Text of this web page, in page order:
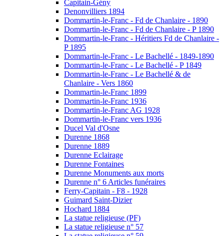
Capitain-Gény
Denonvilliers 1894
Dommartin-le-Franc - Fd de Chanlaire - 1890
Dommartin-le-Franc - Fd de Chanlaire - P 1890
Dommartin-le-Franc - Héritiers Fd de Chanlaire -
P 1895
Dommartin-le-Franc - Le Bachellé - 1849-1890
Dommartin-le-Franc - Le Bachellé - P 1849
Dommartin-le-Franc - Le Bachellé & de
Chanlaire - Vers 1860
Dommartin-le-Franc 1899
Dommartin-le-Franc 1936
Dommartin-le-Franc AG 1928
Dommartin-le-Franc vers 1936
Ducel Val d'Osne
Durenne 1868
Durenne 1889
Durenne Eclairage
Durenne Fontaines
Durenne Monuments aux morts
Durenne n° 6 Articles funéraires
Ferry-Capitain - F8 - 1928
Guimard Saint-Dizier
Hochard 1884
La statue religieuse (PF)
La statue religieuse n° 57